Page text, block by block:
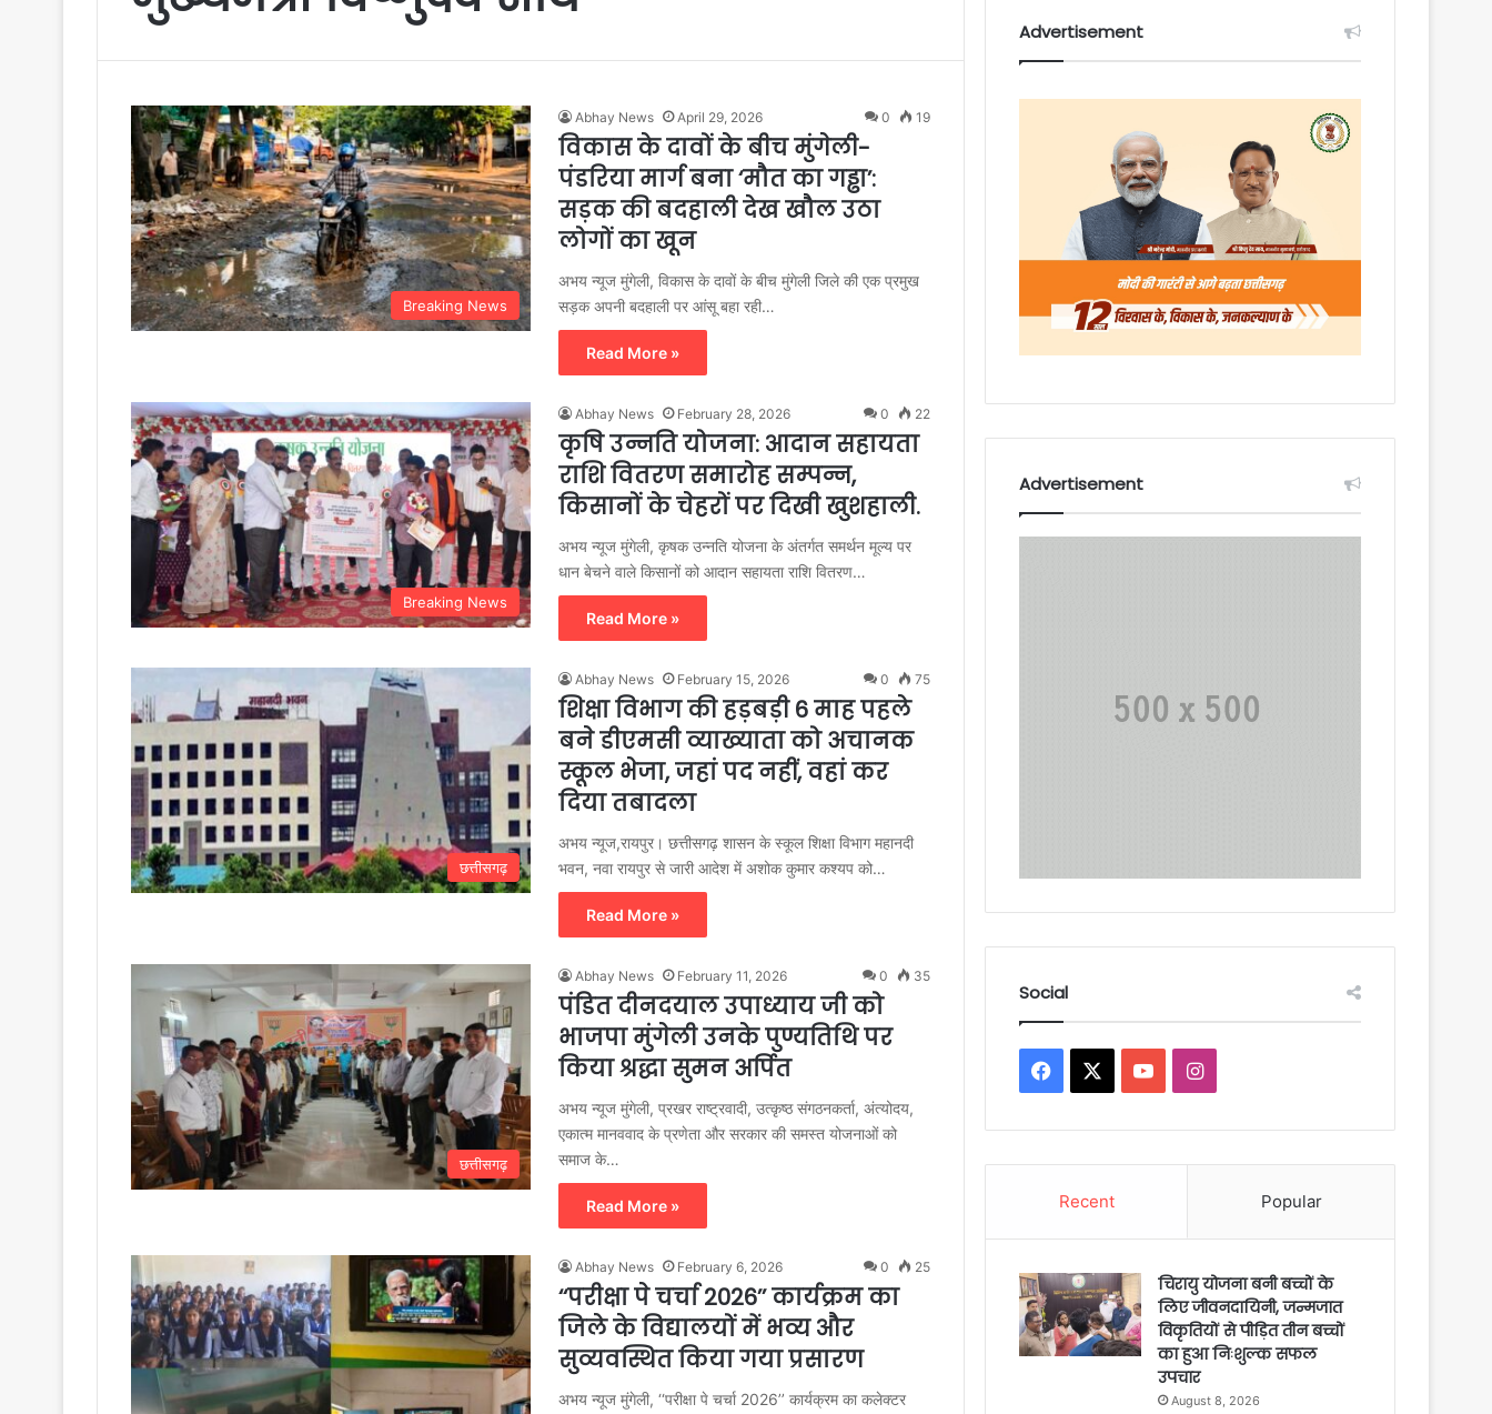
Breaking News
Abhay News April 29, 2026 0 19
विकास के दावों के बीच मुंगेली-
पंडरिया मार्ग बना ‘मौत का गड्ढा’:
सड़क की बदहाली देख खौल उठा
लोगों का खून
अभय न्यूज मुंगेली, विकास के दावों के बीच मुंगेली जिले की एक प्रमुख
सड़क अपनी बदहाली पर आंसू बहा रही…
Read More »
Breaking News
Abhay News February 28, 2026 0 22
कृषि उन्नति योजना: आदान सहायता
राशि वितरण समारोह सम्पन्न,
किसानों के चेहरों पर दिखी खुशहाली.
अभय न्यूज मुंगेली, कृषक उन्नति योजना के अंतर्गत समर्थन मूल्य पर
धान बेचने वाले किसानों को आदान सहायता राशि वितरण…
Read More »
छत्तीसगढ़
Abhay News February 15, 2026 0 75
शिक्षा विभाग की हड़बड़ी 6 माह पहले
बने डीएमसी व्याख्याता को अचानक
स्कूल भेजा, जहां पद नहीं, वहां कर
दिया तबादला
अभय न्यूज,रायपुर। छत्तीसगढ़ शासन के स्कूल शिक्षा विभाग महानदी
भवन, नवा रायपुर से जारी आदेश में अशोक कुमार कश्यप को…
Read More »
छत्तीसगढ़
Abhay News February 11, 2026 0 35
पंडित दीनदयाल उपाध्याय जी को
भाजपा मुंगेली उनके पुण्यतिथि पर
किया श्रद्धा सुमन अर्पित
अभय न्यूज मुंगेली, प्रखर राष्ट्रवादी, उत्कृष्ठ संगठनकर्ता, अंत्योदय,
एकात्म मानववाद के प्रणेता और सरकार की समस्त योजनाओं को
समाज के…
Read More »
Abhay News February 6, 2026 0 25
‘‘परीक्षा पे चर्चा 2026’’ कार्यक्रम का
जिले के विद्यालयों में भव्य और
सुव्यवस्थित किया गया प्रसारण
अभय न्यूज मुंगेली, ‘‘परीक्षा पे चर्चा 2026’’ कार्यक्रम का कलेक्टर
Advertisement
Advertisement
Social
Facebook YouTubeInstagram
Recent Popular
चिरायु योजना बनी बच्चों के
लिए जीवनदायिनी, जन्मजात
विकृतियों से पीड़ित तीन बच्चों
का हुआ निःशुल्क सफल
उपचार
August 8, 2026